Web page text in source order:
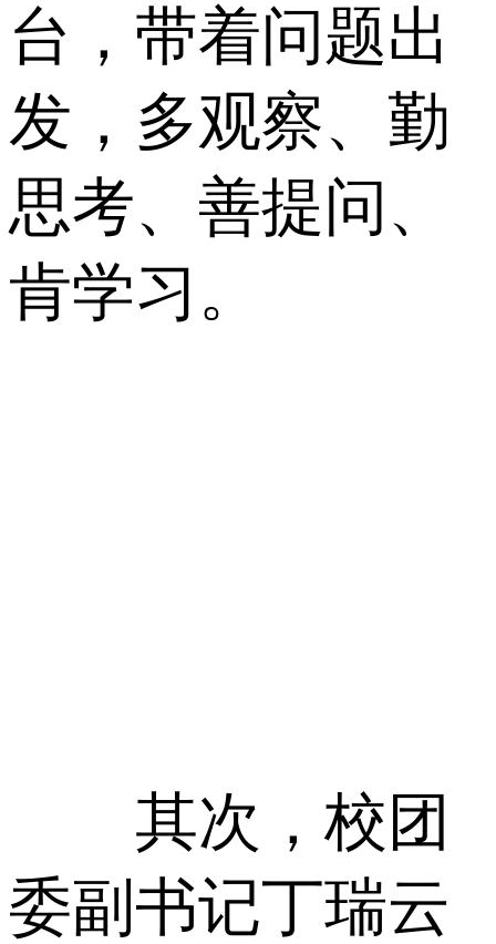
台，带着问题出
发，多观察、勤
思考、善提问、
肯学习。
其次，校团
委副书记丁瑞云